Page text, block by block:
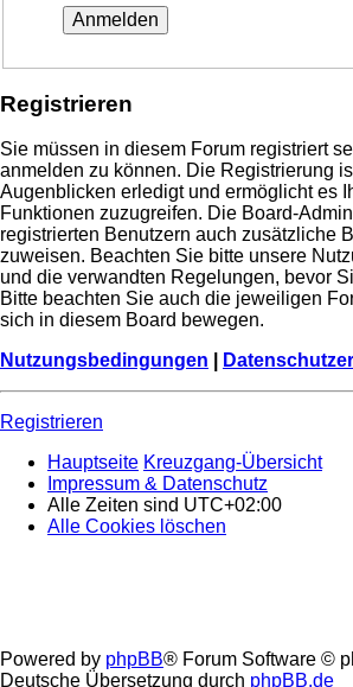
Registrieren
Sie müssen in diesem Forum registriert
anmelden zu können. Die Registrierung
Augenblicken erledigt und ermöglicht es
Funktionen zuzugreifen. Die Board-
registrierten Benutzern auch zusätzliche
zuweisen. Beachten Sie bitte unsere
und die verwandten Regelungen, bevor
Bitte beachten Sie auch die jeweiligen
sich in diesem Board bewegen.
Nutzungsbedingungen
Registrieren
Hauptseite Kreuzgang-Übersicht
Impressum & Datenschutz
Alle Zeiten sind UTC+02:00
Alle Cookies löschen
Powered by phpBB® Forum Software ©
Deutsche Übersetzung durch phpBB.de